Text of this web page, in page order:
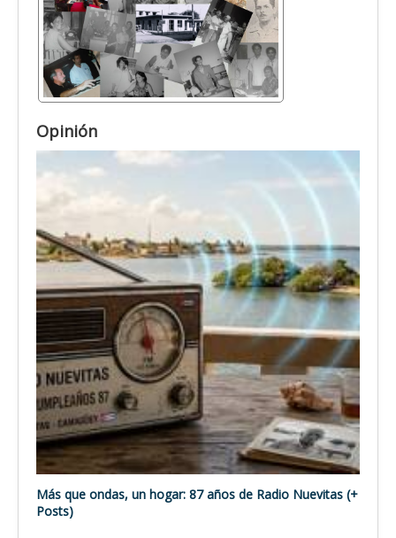
Opinión
Más que ondas, un hogar: 87 años de Radio Nuevitas (+
Posts)